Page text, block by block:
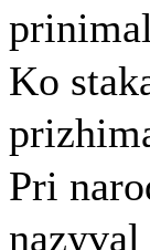
prinimal
Ko
Pri
nazyval